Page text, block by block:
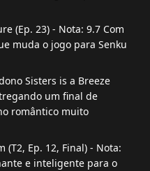
(Ep. 23) - Nota: 9.7 Com
muda o jogo para Senku
Sisters is a Breeze
um final de
romântico muito
(T2, Ep. 12, Final) - Nota:
e inteligente para o